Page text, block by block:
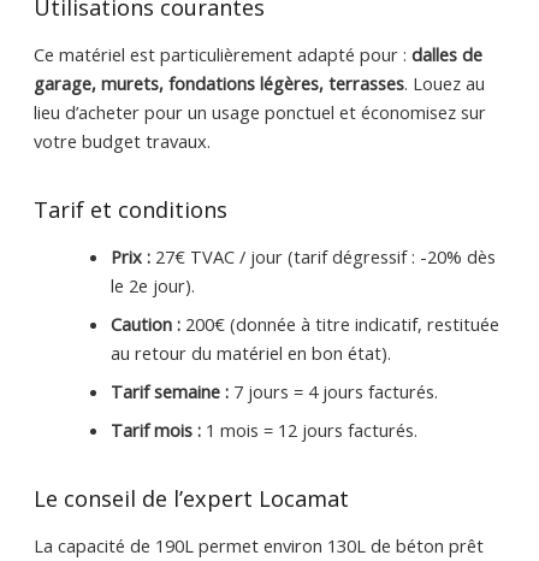
Utilisations courantes
Ce matériel est particulièrement adapté pour : dalles de
garage, murets, fondations légères, terrasses. Louez au
lieu d’acheter pour un usage ponctuel et économisez sur
votre budget travaux.
Tarif et conditions
Prix :27€ TVAC / jour (tarif dégressif : -20% dès
le 2e jour).
Caution :200€ (donnée à titre indicatif, restituée
au retour du matériel en bon état).
Tarif semaine :7 jours = 4 jours facturés.
Tarif mois :1 mois = 12 jours facturés.
Le conseil de l’expert Locamat
La capacité de 190L permet environ 130L de béton prêt